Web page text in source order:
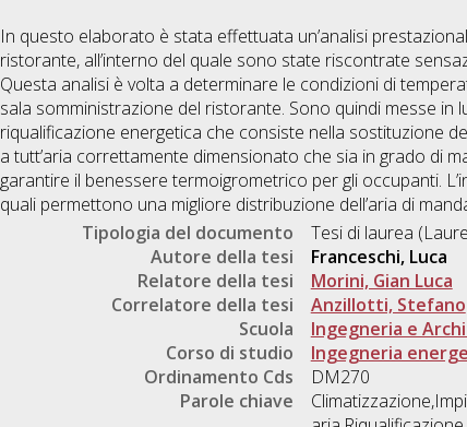
In questo elaborato è stata effettuata un’analisi
ristorante, all’interno del quale sono state riscontrate
Questa analisi è volta a determinare le condizioni di
sala somministrazione del ristorante. Sono quindi messe
riqualificazione energetica che consiste nella sostituzione
a tutt’aria correttamente dimensionato che sia in grado di
garantire il benessere termoigrometrico per gli occupanti.
quali permettono una migliore distribuzione dell’aria di
Tipologia del documento
Tesi di laurea
Autore della tesi
Franceschi, Luca
Relatore della tesi
Morini, Gian Luca
Correlatore della tesi
Anzillotti, Stefano
Scuola
Ingegneria e
Corso di studio
Ingegneria
Ordinamento Cds
DM270
Parole chiave